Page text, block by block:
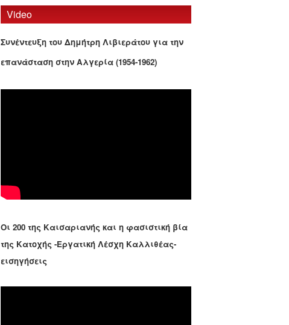
Video
Συνέντευξη του Δημήτρη Λιβιεράτου για την
επανάσταση στην Αλγερία (1954-1962)
Οι 200 της Καισαριανής και η φασιστική βία
της Κατοχής -Εργατική Λέσχη Καλλιθέας-
εισηγήσεις